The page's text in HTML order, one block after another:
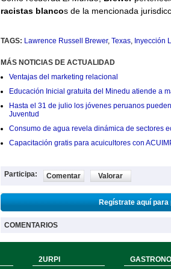
racistas blancos de la mencionada
TAGS: Lawrence Russell Brewer, Texas, Inyección
MÁS NOTICIAS DE ACTUALIDAD
Ventajas del marketing relacional
Educación Inicial gratuita del Minedu atiende a
Hasta el 31 de julio los jóvenes peruanos
Juventud
Consumo de agua revela dinámica de sectores
Capacitación gratis para acuicultores con
Participa: Comentar Valorar
Regístrate aquí para
COMENTARIOS
2URPI